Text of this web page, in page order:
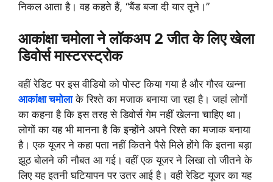
निकल आता है। वह कहते हैं, “बैंड बजा दी यार तूने।”
आकांक्षा चमोला ने लॉकअप 2 जीत के लिए खेला
डिवोर्स मास्टरस्ट्रोक
वहीं रेडिट पर इस वीडियो को पोस्ट किया गया है और गौरव खन्ना
आकांक्षा चमोलाके रिश्ते का मजाक बनाया जा रहा है। जहां लोगों
का कहना है कि इस तरह से डिवोर्स गेम नहीं खेलना चाहिए था।
लोगों का यह भी मानना है कि इन्होंने अपने रिश्ते का मजाक बनाया
है। एक यूजर ने कहा पता नहीं कितने पैसे मिले होंगे कि इतना बड़ा
झूठ बोलने की नौबत आ गई। वहीं एक यूजर ने लिखा तो जीतने के
लिए यह इतनी घटियापन पर उतर आई है। वही रेडिट यूजर का यह